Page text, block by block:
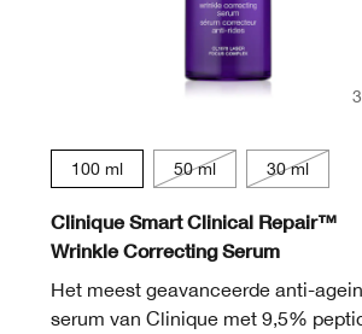
100 ml 50 ml 30 ml
Clinique Smart Clinical Repair™
Wrinkle Correcting Serum
Het meest geavanceerde anti-
serum van Clinique met 9,5%